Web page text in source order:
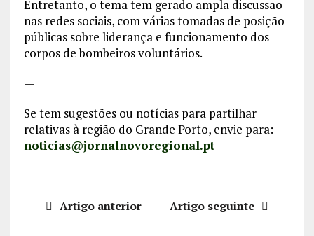
Entretanto, o tema tem gerado ampla discussão
nas redes sociais, com várias tomadas de posição
públicas sobre liderança e funcionamento dos
corpos de bombeiros voluntários.
—
Se tem sugestões ou notícias para partilhar
relativas à região do Grande Porto, envie para:
noticias@jornalnovoregional.pt
Artigo anterior Artigo seguinte